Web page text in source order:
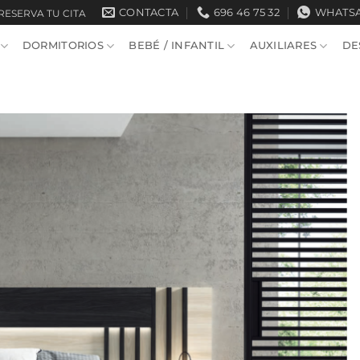
TU CITA CONTACTA 696 46 75 32
DORMITORIOS BEBÉ / INFANTIL AUXILIARES